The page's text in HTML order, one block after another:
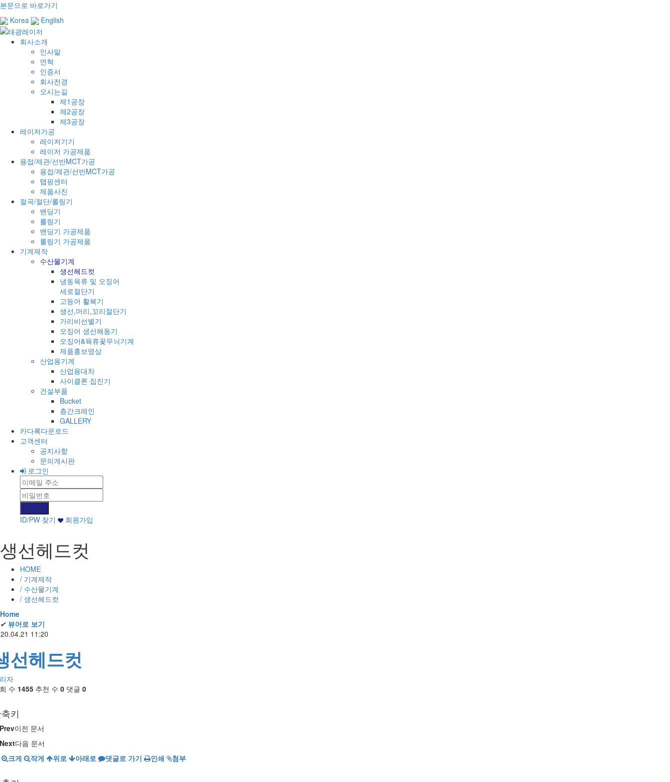
본문으로 바로가기
Korea
English
회사소개
인사말
연혁
인증서
회사전경
오시는길
제1공장
제2공장
제3공장
레이저가공
레이저기기
레이저 가공제품
용접/제관/선반MCT가공
용접/제관/선반MCT가공
탭핑센터
제품사진
절곡/절단/롤링기
밴딩기
롤링기
밴딩기 가공제품
롤링기 가공제품
기계제작
수산물기계
생선헤드컷
냉동육류 및 오징어
세로절단기
고등어 활복기
생선,머리,꼬리절단기
가리비선별기
오징어 생선해동기
오징어&육류꽃무늬기계
제품홍보영상
산업용기계
산업용대차
사이클론 집진기
건설부품
Bucket
층간크레인
GALLERY
카다록다운로드
고객센터
공지사항
문의게시판
로그인
ID/PW 찾기 회원가입
생선헤드컷
HOME
/ 기계제작
/ 수산물기계
/ 생선헤드컷
Home
✔ 뷰어로 보기
11:20
선헤드컷
자
수 1455 추천 수 0 댓글 0
키
Prev이전 문서
Next다음 문서
크게
작게 위로 아래로 댓글로 가기 인쇄 첨부